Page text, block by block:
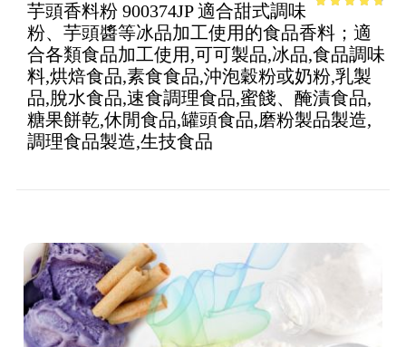
5
芋頭香料粉 900374JP 適合甜式調味
粉、芋頭醬等冰品加工使用的食品香料；適
合各類食品加工使用,可可製品,冰品,食品調味
料,烘焙食品,素食食品,沖泡穀粉或奶粉,乳製
品,脫水食品,速食調理食品,蜜餞、醃漬食品,
糖果餅乾,休閒食品,罐頭食品,磨粉製品製造,
調理食品製造,生技食品